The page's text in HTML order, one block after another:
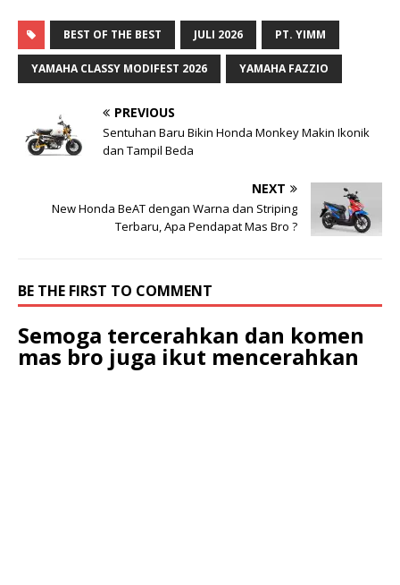
BEST OF THE BEST JULI 2026 PT. YIMM
YAMAHA CLASSY MODIFEST 2026 YAMAHA FAZZIO
PREVIOUS
Sentuhan Baru Bikin Honda Monkey Makin Ikonik
dan Tampil Beda
NEXT
New Honda BeAT dengan Warna dan Striping
Terbaru, Apa Pendapat Mas Bro ?
BE THE FIRST TO COMMENT
Semoga tercerahkan dan komen
mas bro juga ikut mencerahkan